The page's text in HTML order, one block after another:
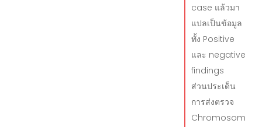
case แล้วมา
แปลเป็นข้อมูล
ทั้ง Positive
และ negative
findings
ส่วนประเด็น
การส่งตรวจ
Chromosom